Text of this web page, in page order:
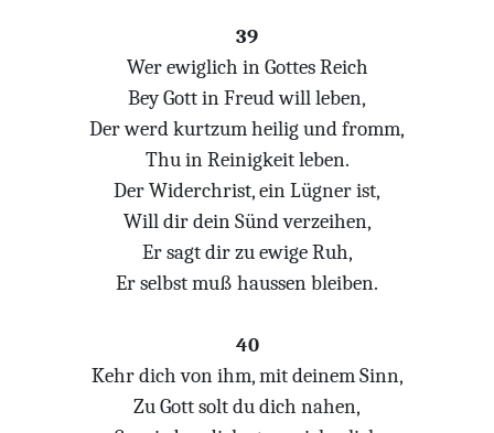
39
Wer ewiglich in Gottes Reich
Bey Gott in Freud will leben,
Der werd kurtzum heilig und fromm,
Thu in Reinigkeit leben.
Der Widerchrist, ein Lügner ist,
Will dir dein Sünd verzeihen,
Er sagt dir zu ewige Ruh,
Er selbst muß haussen bleiben.
40
Kehr dich von ihm, mit deinem Sinn,
Zu Gott solt du dich nahen,